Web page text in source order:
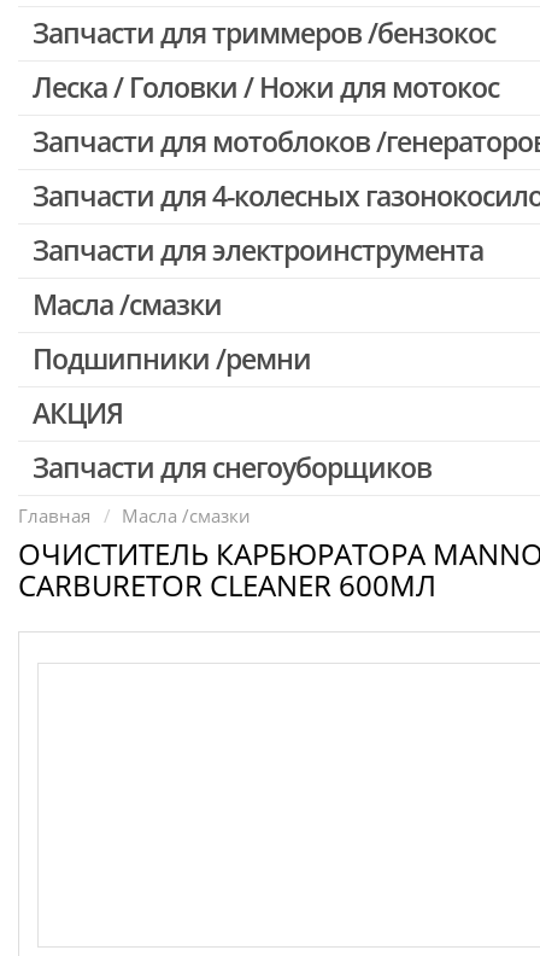
Запчасти для триммеров /бензокос
Запчасти для Китайских триммеров
Леска / Головки / Ножи для мотокос
Запчасти для мотоблоков /
Запчасти для 4-колесных
Запчасти для электроинструмента
Двигатели, редукторы для шуруповертов
Выключатели, переключатели
Запчасти для перфораторов и отбойных молотков
Запчасти для УШМ (болгарок)
Якоря, статоры
Масла /смазки
Подшипники /ремни
АКЦИЯ
Скидка 50%
Запчасти для снегоуборщиков
Главная Масла /смазки
ОЧИСТИТЕЛЬ КАРБЮРАТОРА
CARBURETOR CLEANER 600МЛ